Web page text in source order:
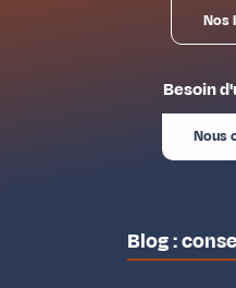
Nos
Besoin
Nous
Blog :